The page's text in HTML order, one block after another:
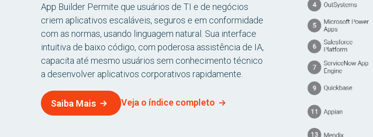
App Builder Permite que usuários de TI e de negócios
criem aplicativos escaláveis, seguros e em conformidade
com as normas, usando linguagem natural. Sua interface
intuitiva de baixo código, com poderosa assistência de IA,
capacita até mesmo usuários sem conhecimento técnico
a desenvolver aplicativos corporativos rapidamente.
Saiba Mais Veja o índice completo